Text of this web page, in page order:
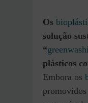
Os
solução
“
plásticos
Embora os